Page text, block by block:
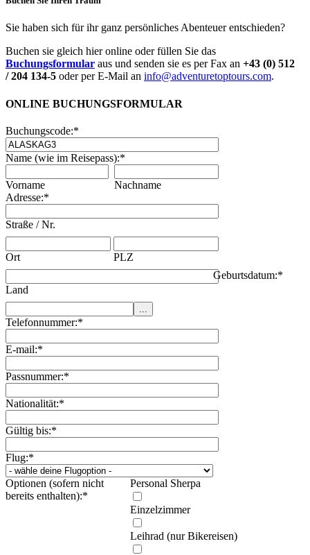
Sie haben sich für ihr ganz persönliches Abenteuer entschieden?
Buchen sie gleich hier online oder füllen Sie das
Buchungsformular aus und senden sie es per Fax an +43 (0) 512
/ 204 134-5 oder per E-Mail an info@adventuretoptours.com.
ONLINE BUCHUNGSFORMULAR
Buchungscode:*
Name (wie im Reisepass):*
Vorname
Nachname
Adresse:*
Straße / Nr.
Ort PLZ
Land
Geburtsdatum:*
Telefonnummer:*
E-mail:*
Passnummer:*
Nationalität:*
Gültig bis:*
Flug:*
Optionen (sofern nicht
bereits enthalten):*
Personal Sherpa
Einzelzimmer
Leihrad (nur Bikereisen)